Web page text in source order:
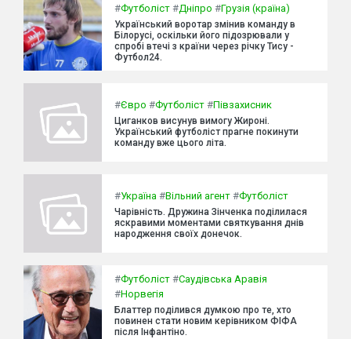
#Футболіст #Дніпро #Грузія (країна)
Український воротар змінив команду в
Білорусі, оскільки його підозрювали у
спробі втечі з країни через річку Тису -
Футбол24.
#Євро #Футболіст #Півзахисник
Циганков висунув вимогу Жироні.
Український футболіст прагне покинути
команду вже цього літа.
#Україна #Вільний агент #Футболіст
Чарівність. Дружина Зінченка поділилася
яскравими моментами святкування днів
народження своїх донечок.
#Футболіст #Саудівська Аравія
#Норвегія
Блаттер поділився думкою про те, хто
повинен стати новим керівником ФІФА
після Інфантіно.